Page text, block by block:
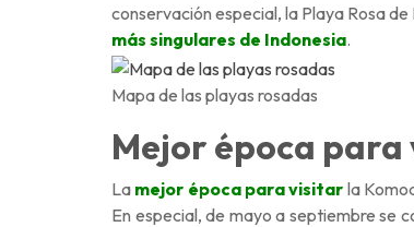
conservación especial, la Playa Rosa
más singulares de Indonesia.
Mapa de las playas rosadas
Mejor época
La mejor época para visitar la
En especial, de mayo a septiembre se